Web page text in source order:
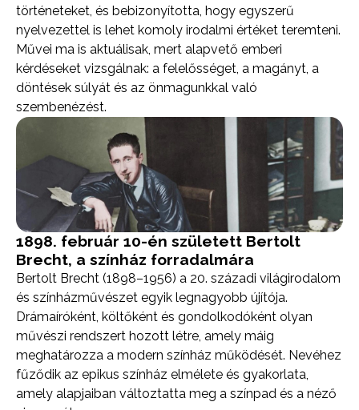
történeteket, és bebizonyította, hogy egyszerű
nyelvezettel is lehet komoly irodalmi értéket teremteni.
Művei ma is aktuálisak, mert alapvető emberi
kérdéseket vizsgálnak: a felelősséget, a magányt, a
döntések súlyát és az önmagunkkal való
szembenézést.
1898. február 10-én született Bertolt
Brecht, a színház forradalmára
Bertolt Brecht (1898–1956) a 20. századi világirodalom
és színházművészet egyik legnagyobb újítója.
Drámaíróként, költőként és gondolkodóként olyan
művészi rendszert hozott létre, amely máig
meghatározza a modern színház működését. Nevéhez
fűződik az epikus színház elmélete és gyakorlata,
amely alapjaiban változtatta meg a színpad és a néző